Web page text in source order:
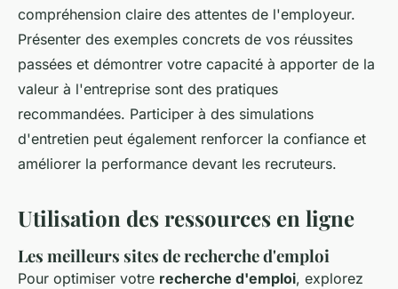
compréhension claire des attentes de l'employeur.
Présenter des exemples concrets de vos réussites
passées et démontrer votre capacité à apporter de la
valeur à l'entreprise sont des pratiques
recommandées. Participer à des simulations
d'entretien peut également renforcer la confiance et
améliorer la performance devant les recruteurs.
Utilisation des ressources en ligne
Les meilleurs sites de recherche d'emploi
Pour optimiser votre recherche d'emploi, explorez